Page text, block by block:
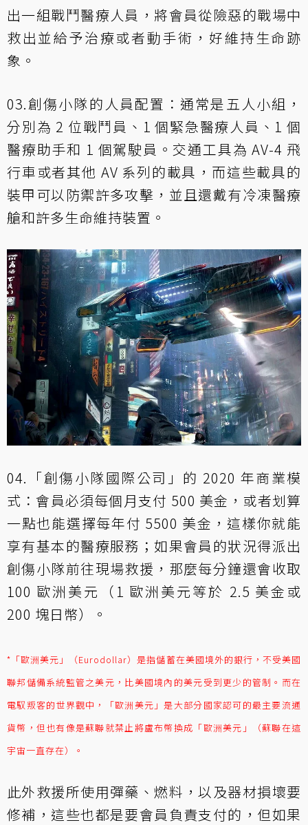
出一組戰鬥醫療人員，將會員從險惡的戰場中
救出並給予治療或者動手術，好維持生命跡
象。
03.創傷小隊的人員配置：通常是五人小組，
分別為 2 位戰鬥員、1 個緊急醫療人員、1 個
醫療助手和 1 個駕駛員。交通工具為 AV-4 飛
行車或者其他 AV 系列的載具，而這些載具的
裝甲可以防禦許多攻擊，並且還戴有冷凍醫療
艙和許多生命維持裝置。
04.「創傷小隊國際公司」的 2020 年商業模
式：會員必須每個月支付 500 美金，或者划算
一點也能選擇每年付 5500 美金，這樣你就能
享有基本的醫療服務；如果會員的狀況得派出
創傷小隊前往現場救援，那麼每分鐘還會收取
100 歐洲美元（1 歐洲美元等於 2.5 美金或
200 塊日幣）。
*「歐洲美元」（Eurodollar）是指儲蓄在美國境外的銀行，不受美國
聯邦儲備系統監管之美元，比美國境內的美元受到更少的管制。而在
電馭叛客的世界觀中，「歐洲美元」是大部分國家認可的最主要流通
貨幣，但也有像是蘇聯就禁止將盧布幣換成「歐洲美元」（蘇聯在這
宇宙一直存在）。
此外救援所使用彈藥、燃料，以及器材損壞要
修補，這些也都是要會員負責支付的，但如果